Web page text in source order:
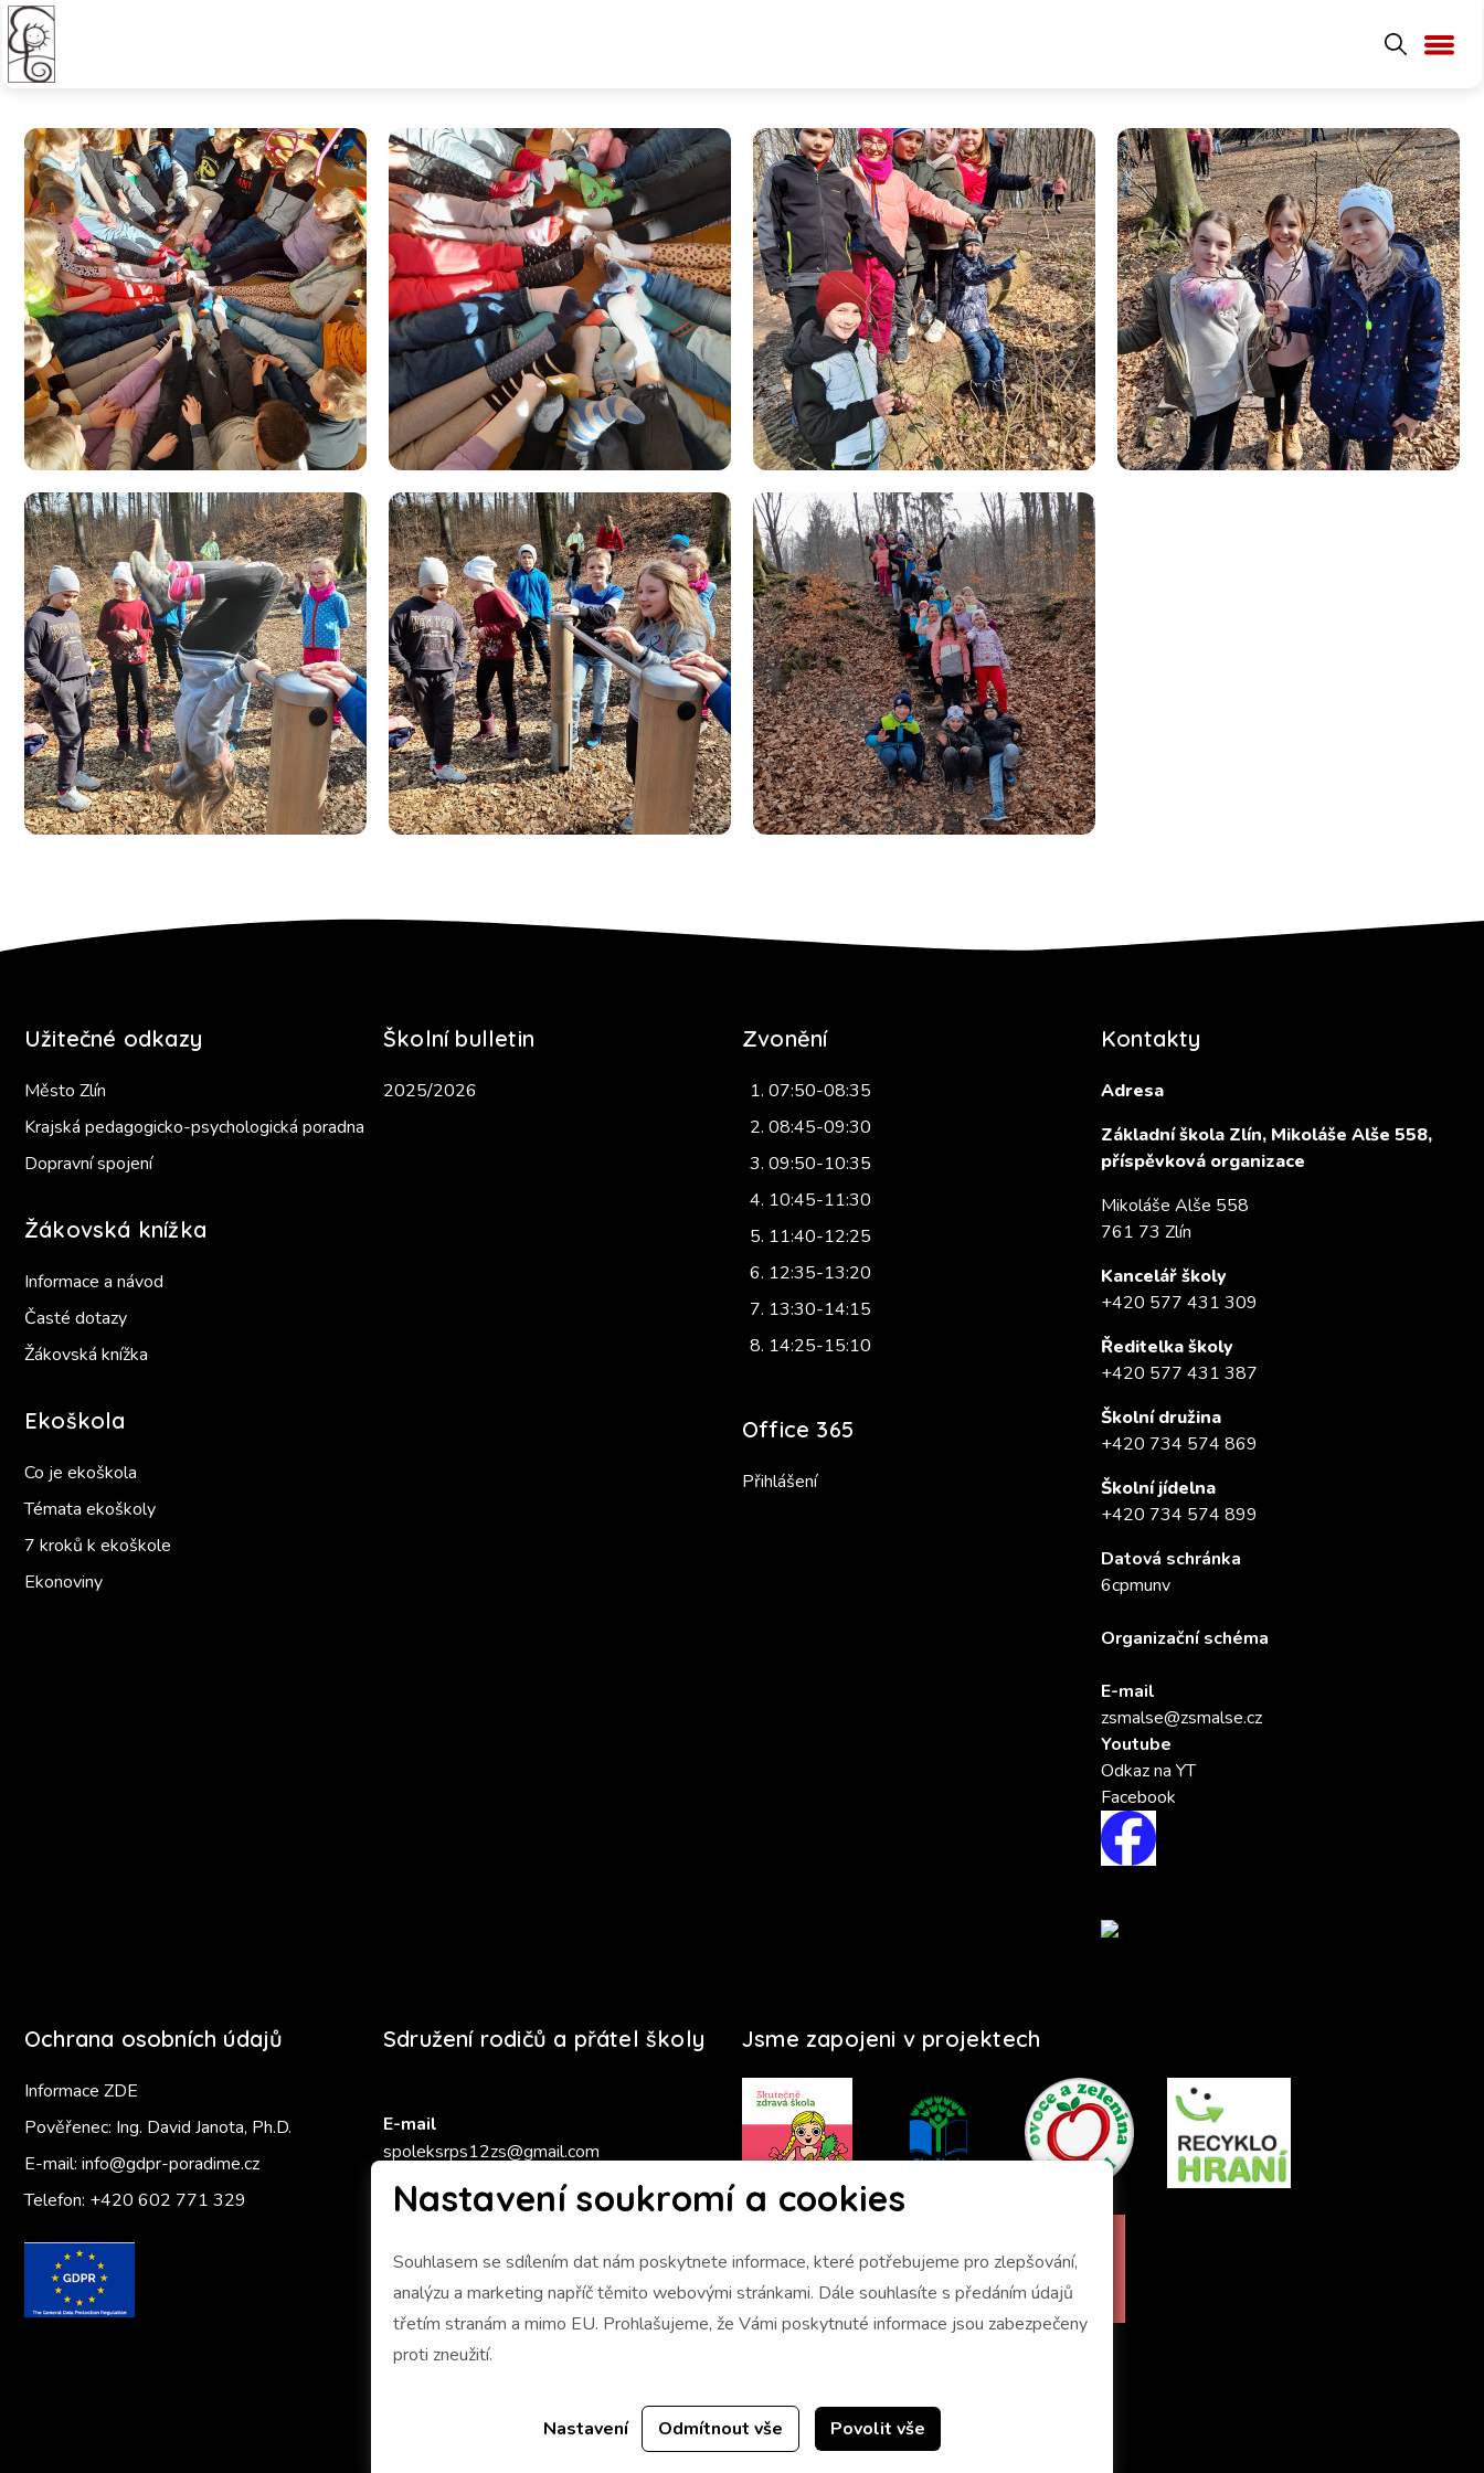
Nastavení soukromí a cookies
Souhlasem se sdílením dat nám poskytnete informace, které potřebujeme pro zlepšování,
analýzu a marketing napříč těmito webovými stránkami. Dále souhlasíte s předáním údajů
třetím stranám a mimo EU. Prohlašujeme, že Vámi poskytnuté informace jsou zabezpečeny
proti zneužití.
Nastavení Odmítnout vše Povolit vše
Světového den downova syndromu 21.3. - 3. B
Užitečné odkazy
Město Zlín
Krajská pedagogicko-psychologická poradna
Dopravní spojení
Žákovská knížka
Informace a návod
Časté dotazy
Žákovská knížka
Ekoškola
Co je ekoškola
Témata ekoškoly
7 kroků k ekoškole
Ekonoviny
Školní bulletin
2025/2026
Zvonění
07:50-08:35
08:45-09:30
09:50-10:35
10:45-11:30
11:40-12:25
12:35-13:20
13:30-14:15
14:25-15:10
Office 365
Přihlášení
Kontakty
Adresa
Základní škola Zlín, Mikoláše Alše 558,
příspěvková organizace
Mikoláše Alše 558
761 73 Zlín
Kancelář školy
+420 577 431 309
Ředitelka školy
+420 577 431 387
Školní družina
+420 734 574 869
Školní jídelna
+420 734 574 899
Datová schránka
6cpmunv
Organizační schéma
E-mail
zsmalse@zsmalse.cz
Youtube
Odkaz na YT
Facebook
Ochrana osobních údajů
Informace ZDE
Pověřenec: Ing. David Janota, Ph.D.
E-mail: info@gdpr-poradime.cz
Telefon: +420 602 771 329
Sdružení rodičů a přátel školy
E-mail
spoleksrps12zs@gmail.com
Zlatý Ámos 2025/2026
Jsme zapojeni v projektech